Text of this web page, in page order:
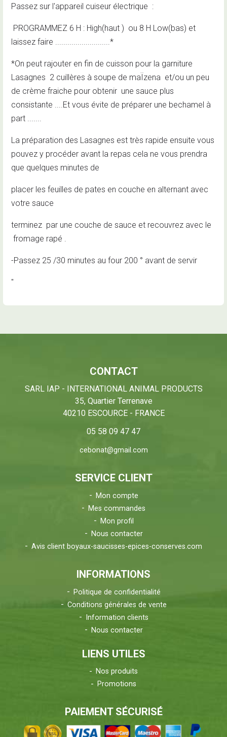
Passez sur l'appareil cuiseur électrique :
PROGRAMMEZ 6 H : High(haut ) ou 8 H Low(bas) et
laissez faire ...........................*
*On peut rajouter en fin de cuisson pour la garniture
Lasagnes 2 cuillères à soupe de maÏzena et/ou un peu
de crème fraiche pour obtenir une sauce plus
consistante ....Et vous évite de préparer une bechamel à
part .......
La préparation des Lasagnes est très rapide ensuite vous
pouvez y procéder avant la repas cela ne vous prendra
que quelques minutes de
placer les feuilles de pates en couche en alternant avec
votre sauce
terminez par une couche de sauce et recouvrez avec le
fromage rapé .
-Passez 25 /30 minutes au four 200 ° avant de servir
"
CONTACT
SARL IAP - INTERNATIONAL ANIMAL PRODUCTS
35, Quartier Terrenave
40210 ESCOURCE - FRANCE
05 58 09 47 47
cebonat@gmail.com
SERVICE CLIENT
Mon compte
Mes commandes
Mon profil
Nous contacter
Avis client boyaux-saucisses-epices-conserves.com
INFORMATIONS
Politique de confidentialité
Conditions générales de vente
Information clients
Nous contacter
LIENS UTILES
Nos produits
Promotions
PAIEMENT SÉCURISÉ